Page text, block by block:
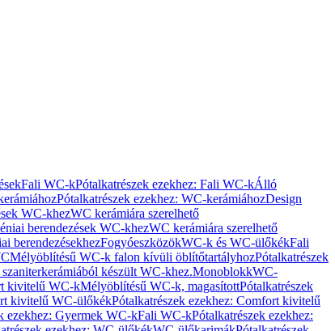
Fali WC-kPótalkatrészek ezekhez: Fali WC-kÁlló
Pótalkatrészek ezekhez: WC-kerámiáhozDesign
WC-khezWC kerámiára szerelhető
berendezések WC-khezWC kerámiára szerelhető
berendezésekhezFogyóeszközökWC-k és WC-ülőkékFali
Mélyöblítésű WC-k falon kívüli öblítőtartályhozPótalkatrészek
készült WC-khez.MonoblokkWC-
kivitelű WC-kMélyöblítésű WC-k, magasítottPótalkatrészek
kivitelű WC-ülőkékPótalkatrészek ezekhez: Comfort kivitelű
ezekhez: Gyermek WC-kFali WC-kPótalkatrészek ezekhez: